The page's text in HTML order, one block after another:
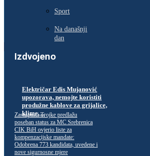
Sport
Na današnji
dan
Izdvojeno
Električar Edis Mujanović
upozorava, nemojte koristiti
produžne kablove za grijalice,
klime…
Zastupnici Trojke predlažu
poseban status za MC Srebrenica
CIK BiH ovjerio liste za
kompenzacijske mandate:
Odobrena 773 kandidata, uvedene i
nove sigurnosne mjere